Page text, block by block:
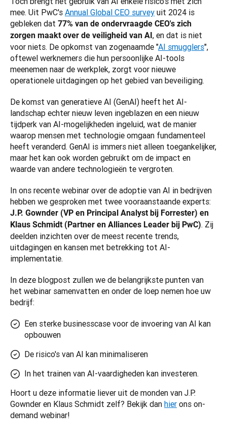
mee. Uit PwC's Annual Global CEO survey uit 2024 is
gebleken dat 77% van de ondervraagde CEO's zich
zorgen maakt over de veiligheid van AI , en dat is niet
voor niets. De opkomst van zogenaamde "AI smugglers",
oftewel werknemers die hun persoonlijke AI-tools
meenemen naar de werkplek, zorgt voor nieuwe
operationele uitdagingen op het gebied van beveiliging.
De komst van generatieve AI (GenAI) heeft het AI-
landschap echter nieuw leven ingeblazen en een nieuw
tijdperk van AI-mogelijkheden ingeluid, wat de manier
waarop mensen met technologie omgaan fundamenteel
heeft veranderd. GenAI is immers niet alleen toegankelijker,
maar het kan ook worden gebruikt om de impact en
waarde van andere technologieën te vergroten.
In ons recente webinar over de adoptie van AI in bedrijven
J.P. Gownder (VP en Principal Analyst bij Forrester) en
Klaus Schmidt (Partner en Alliances Leader bij PwC). Zij
deelden inzichten over de meest recente trends,
uitdagingen en kansen met betrekking tot AI-
implementatie.
In deze blogpost zullen we de belangrijkste punten van
het webinar samenvatten en onder de loep nemen hoe uw
bedrijf:
Een sterke businesscase voor de invoering van AI kan
opbouwen
De risico's van AI kan minimaliseren
In het trainen van AI-vaardigheden kan investeren.
Hoort u deze informatie liever uit de monden van J.P.
Gownder en Klaus Schmidt zelf? Bekijk dan hier ons on-
demand webinar!